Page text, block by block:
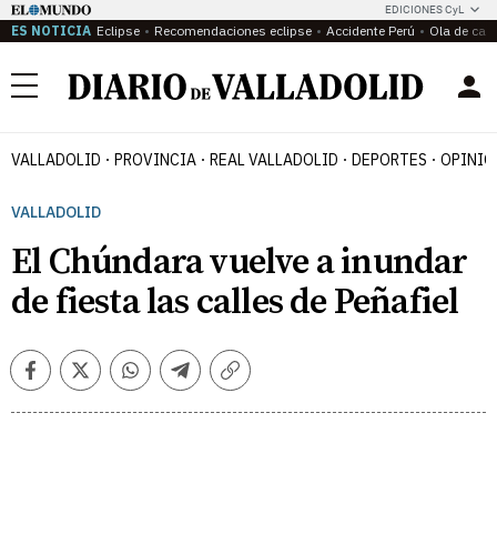
EDICIONES CyL
ES NOTICIA Eclipse Recomendaciones eclipse Accidente Perú Ola de
Menú
VALLADOLID PROVINCIA REAL VALLADOLID DEPORTES
VALLADOLID
El Chúndara vuelve a inundar
de fiesta las calles de Peñafiel
FacebookTwitterWhatsappTelegramCopiar